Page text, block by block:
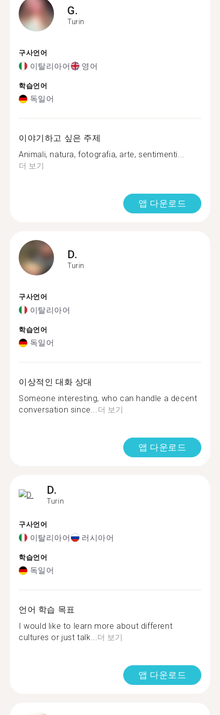
G.
Turin
구사언어
이탈리아어 영어
학습언어
독일어
이야기하고 싶은 주제
Animali, natura, fotografia, arte, sentimenti...
더 보기
앱 다운로드
D.
Turin
구사언어
이탈리아어
학습언어
독일어
이상적인 대화 상대
Someone interesting, who can handle a decent
conversation since...더 보기
앱 다운로드
D.
Turin
구사언어
이탈리아어 러시아어
학습언어
독일어
언어 학습 목표
I would like to learn more about different
cultures or just talk...더 보기
앱 다운로드